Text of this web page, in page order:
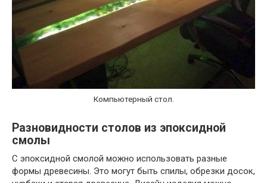
Компьютерный стол.
Разновидности столов из эпоксидной
смолы
С эпоксидной смолой можно использовать разные
формы древесины. Это могут быть спилы, обрезки досок,